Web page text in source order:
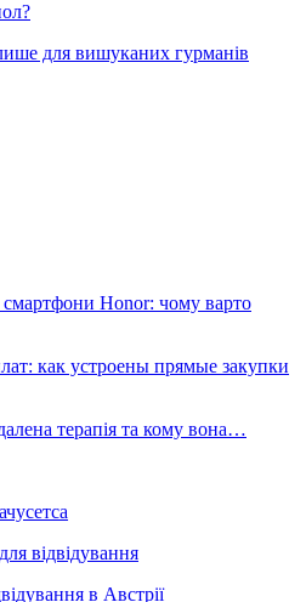
для вишуканих гурманів
Honor: чому варто
как устроены прямые закупки
терапія та кому вона…
відвідування
в Австрії